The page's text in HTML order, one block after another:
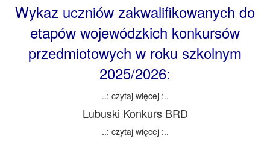
Wykaz uczniów zakwalifikowanych do
etapów wojewódzkich konkursów
przedmiotowych w roku szkolnym
2025/2026:
..: czytaj więcej :..
Lubuski Konkurs BRD
..: czytaj więcej :..